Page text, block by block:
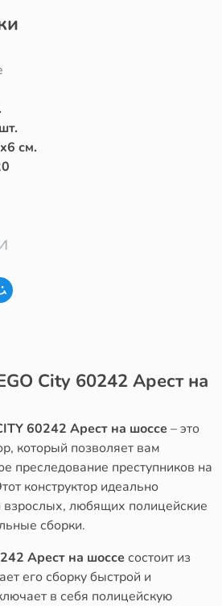
см.
City 60242 Арест на
60242 Арест на шоссе– это
который позволяет вам
преследование преступников на
конструктор идеально
взрослых, любящих полицейские
сборки.
Арест на шоссесостоит из
его сборку быстрой и
в себя полицейскую